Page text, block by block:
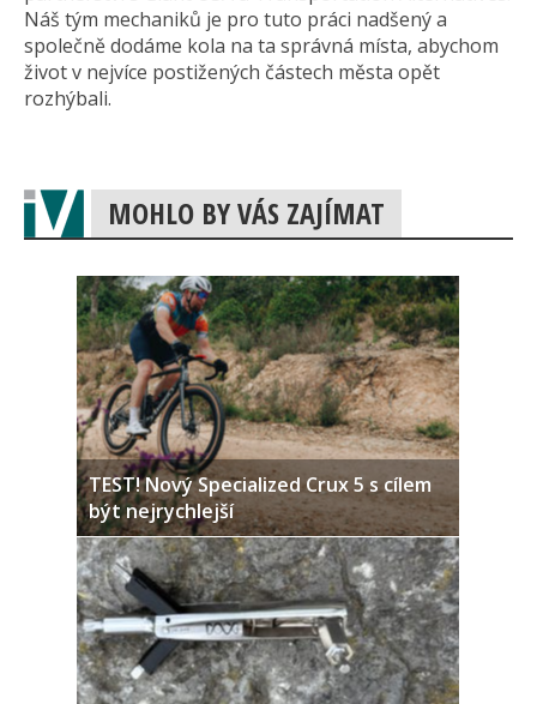
Náš tým mechaniků je pro tuto práci nadšený a
společně dodáme kola na ta správná místa, abychom
život v nejvíce postižených částech města opět
rozhýbali.
MOHLO BY VÁS ZAJÍMAT
TEST! Nový Specialized Crux 5 s cílem
být nejrychlejší